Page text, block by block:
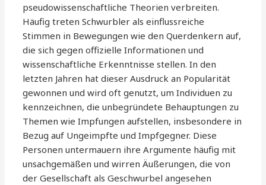
pseudowissenschaftliche Theorien verbreiten.
Häufig treten Schwurbler als einflussreiche
Stimmen in Bewegungen wie den Querdenkern auf,
die sich gegen offizielle Informationen und
wissenschaftliche Erkenntnisse stellen. In den
letzten Jahren hat dieser Ausdruck an Popularität
gewonnen und wird oft genutzt, um Individuen zu
kennzeichnen, die unbegründete Behauptungen zu
Themen wie Impfungen aufstellen, insbesondere in
Bezug auf Ungeimpfte und Impfgegner. Diese
Personen untermauern ihre Argumente häufig mit
unsachgemäßen und wirren Äußerungen, die von
der Gesellschaft als Geschwurbel angesehen